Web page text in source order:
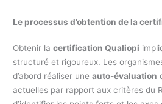
Le processus d’obtention de la
Obtenir lacertification Qualiopi
structuré et rigoureux. Les
d’abord réaliser uneauto-évaluation
actuelles par rapport aux critères du